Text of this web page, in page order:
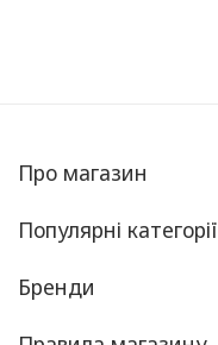
Про магазин
Популярні категорії
Бренди